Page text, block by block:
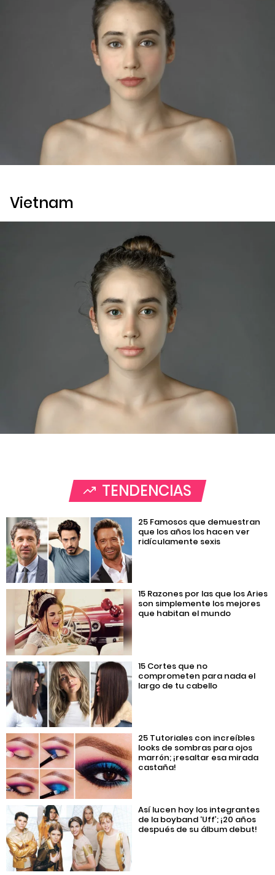
Vietnam
TENDENCIAS
25 Famosos que demuestran
que los años los hacen ver
ridículamente sexis
15 Razones por las que los Aries
son simplemente los mejores
que habitan el mundo
15 Cortes que no
comprometen para nada el
largo de tu cabello
25 Tutoriales con increíbles
looks de sombras para ojos
marrón; ¡resaltar esa mirada
castaña!
Así lucen hoy los integrantes
de la boyband ‘Uff’; ¡20 años
después de su álbum debut!